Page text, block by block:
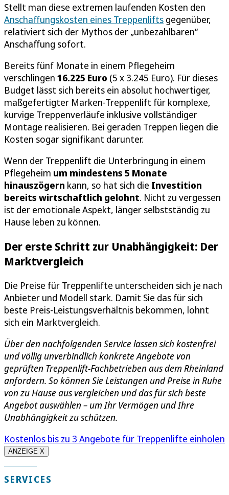
Stellt man diese extremen laufenden Kosten den
Anschaffungskosten eines Treppenlifts gegenüber,
relativiert sich der Mythos der „unbezahlbaren“
Anschaffung sofort.
Bereits fünf Monate in einem Pflegeheim
verschlingen 16.225 Euro (5 x 3.245 Euro). Für dieses
Budget lässt sich bereits ein absolut hochwertiger,
maßgefertigter Marken-Treppenlift für komplexe,
kurvige Treppenverläufe inklusive vollständiger
Montage realisieren. Bei geraden Treppen liegen die
Kosten sogar signifikant darunter.
Wenn der Treppenlift die Unterbringung in einem
Pflegeheim um mindestens 5 Monate
hinauszögern kann, so hat sich die Investition
bereits wirtschaftlich gelohnt. Nicht zu vergessen
ist der emotionale Aspekt, länger selbstständig zu
Hause leben zu können.
Der erste Schritt zur Unabhängigkeit: Der
Marktvergleich
Die Preise für Treppenlifte unterscheiden sich je nach
Anbieter und Modell stark. Damit Sie das für sich
beste Preis-Leistungsverhältnis bekommen, lohnt
sich ein Marktvergleich.
Über den nachfolgenden Service lassen sich kostenfrei
und völlig unverbindlich konkrete Angebote von
geprüften Treppenlift-Fachbetrieben aus dem Rheinland
anfordern. So können Sie Leistungen und Preise in Ruhe
von zu Hause aus vergleichen und das für sich beste
Angebot auswählen – um Ihr Vermögen und Ihre
Unabhängigkeit zu schützen.
Kostenlos bis zu 3 Angebote für Treppenlifte einholen
ANZEIGE X
SERVICES